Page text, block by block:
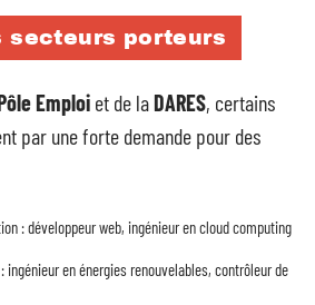
secteurs porteurs
Emploi et de laDARES, certains
par une forte demande pour des
: développeur web, ingénieur en cloud computing
ingénieur en énergies renouvelables, contrôleur de